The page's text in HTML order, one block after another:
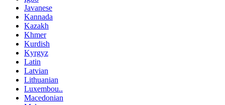
Javanese
Kannada
Kazakh
Khmer
Kurdish
Kyrgyz
Latin
Latvian
Lithuanian
Luxembou..
Macedonian